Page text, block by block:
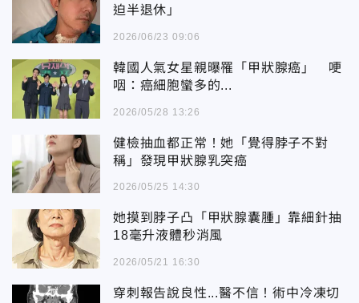
迫半退休」
2026/06/23 09:06
韓國人氣女星親曝罹「甲狀腺癌」 哽
咽：癌細胞蠻多的...
2026/05/28 13:26
健檢抽血都正常！她「覺得脖子不對
稱」發現甲狀腺乳突癌
2026/05/25 14:30
她摸到脖子凸「甲狀腺囊腫」靠細針抽
18毫升液體秒消風
2026/05/21 16:30
穿刺報告說良性...醫不信！術中冷凍切